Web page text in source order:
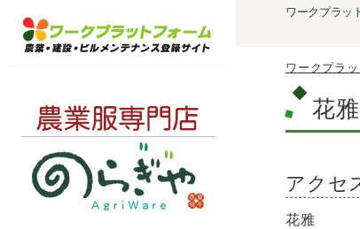
ワークプラッ
ワークプラ
花雅
アクセ
花雅